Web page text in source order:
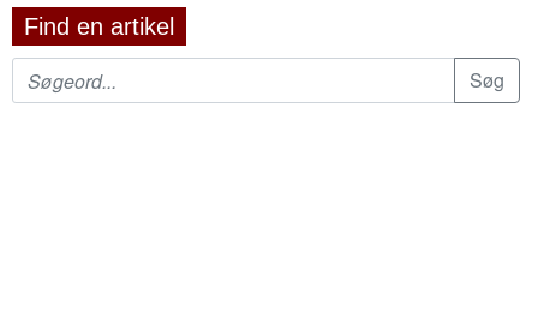
Find en artikel